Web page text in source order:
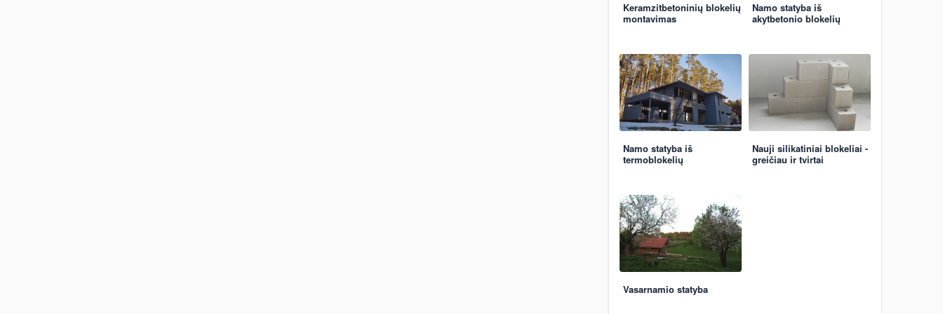
Keramzitbetoninių blokelių
montavimas
Namo statyba iš
akytbetonio blokelių
Namo statyba iš
termoblokelių
Nauji silikatiniai blokeliai -
greičiau ir tvirtai
Vasarnamio statyba